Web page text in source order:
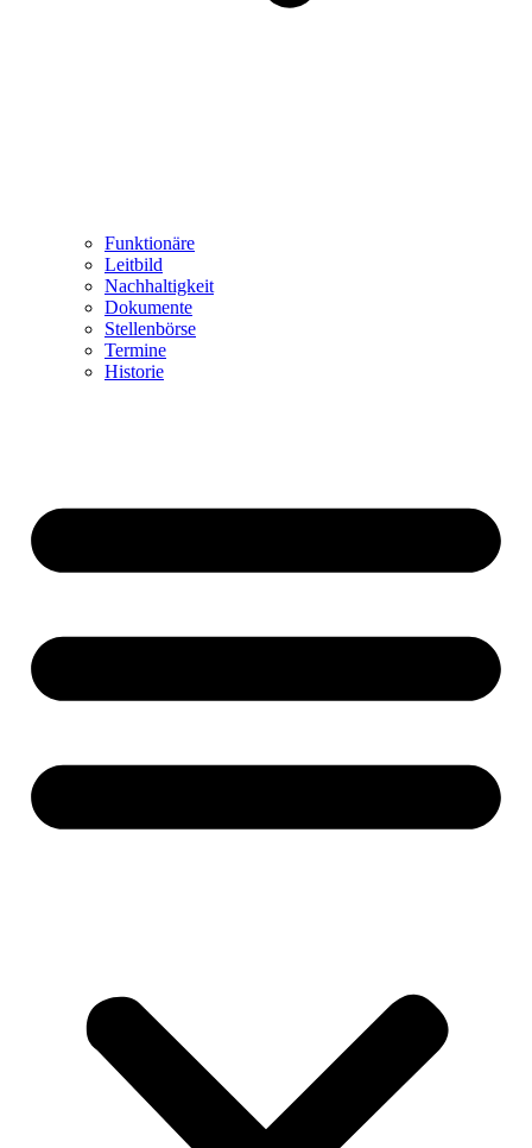
Funktionäre
Leitbild
Nachhaltigkeit
Dokumente
Stellenbörse
Termine
Historie